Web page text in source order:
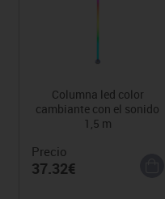
Columna led color
cambiante con el sonido
1,5 m
Precio
37.32€